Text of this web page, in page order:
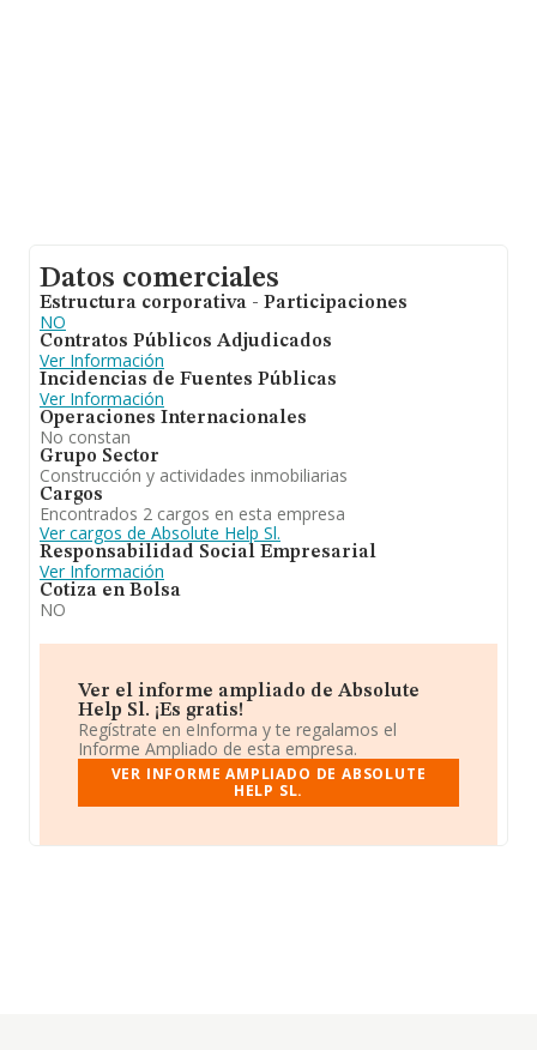
Datos comerciales
Estructura corporativa - Participaciones
NO
Contratos Públicos Adjudicados
Ver Información
Incidencias de Fuentes Públicas
Ver Información
Operaciones Internacionales
No constan
Grupo Sector
Construcción y actividades inmobiliarias
Cargos
Encontrados 2 cargos en esta empresa
Ver cargos de Absolute Help Sl.
Responsabilidad Social Empresarial
Ver Información
Cotiza en Bolsa
NO
Ver el informe ampliado de Absolute
Help Sl. ¡Es gratis!
Regístrate en eInforma y te regalamos el
Informe Ampliado de esta empresa.
VER INFORME AMPLIADO DE ABSOLUTE
HELP SL.